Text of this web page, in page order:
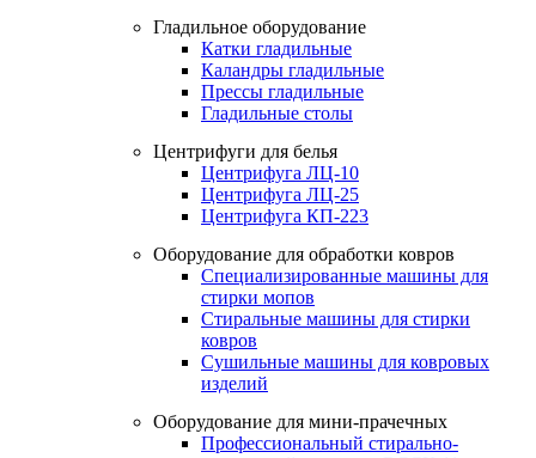
Гладильное оборудование
Катки гладильные
Каландры гладильные
Прессы гладильные
Гладильные столы
Центрифуги для белья
Центрифуга ЛЦ-10
Центрифуга ЛЦ-25
Центрифуга КП-223
Оборудование для обработки ковров
Специализированные машины для
стирки мопов
Стиральные машины для стирки
ковров
Сушильные машины для ковровых
изделий
Оборудование для мини-прачечных
Профессиональный стирально-